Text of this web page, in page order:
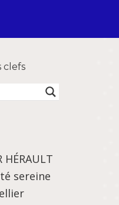
clefs
HÉRAULT
sereine